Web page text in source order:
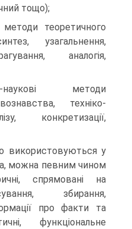
тощо);
методи теоретичного
узагальнення,
аналогія,
методи
техніко-
конкретизації,
використовуються у
можна певним чином
спрямовані на
збирання,
про факти та
функціональне